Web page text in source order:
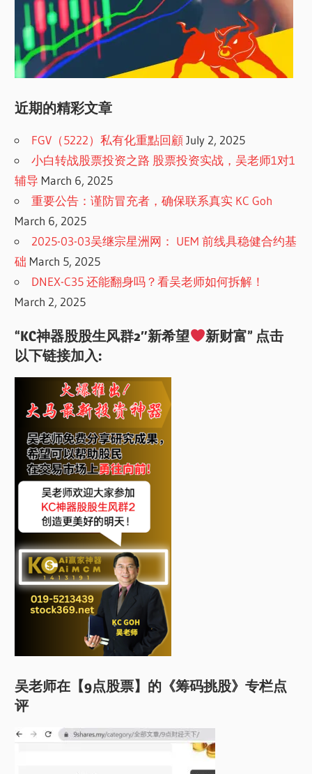
近期的精彩文章
FGV（5222）私有化重點回顧 July 2, 2025
小白转战股票投资之路 股票投资实战，吴老师1对1
辅导 March 6, 2025
重要公告：谨防冒充者，确保联系真实 KC Goh
March 6, 2025
2025-03-03吴继宗星洲网： UEM 前线具稳健合约基
础 March 5, 2025
DNEX-C35 还能翻身吗？看吴老师如何拆解！
March 2, 2025
“KC神器股股生风群2″新希望
新财富” 点击
以下链接加入:
吴老师在【9点股票】的《筹码挑股》专栏点
评